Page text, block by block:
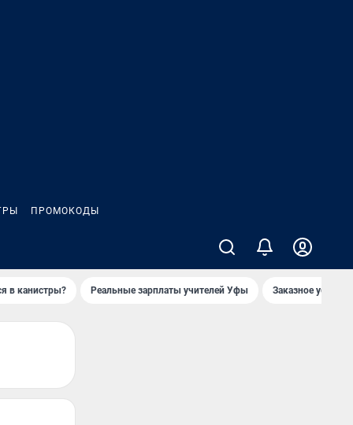
ПРОМОКОДЫ
в канистры? Реальные зарплаты учителей Уфы Заказное